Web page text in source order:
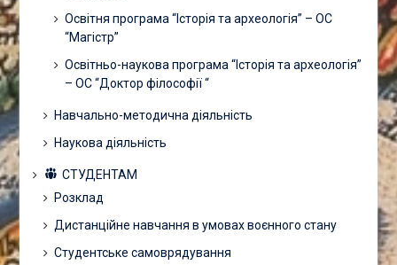
Освітня програма “Історія та археологія” – ОС
“Магістр”
Освітньо-наукова програма “Історія та археологія”
– ОС “Доктор філософії “
Навчально-методична діяльність
Наукова діяльність
СТУДЕНТАМ
Розклад
Дистанційне навчання в умовах воєнного стану
Студентське самоврядування